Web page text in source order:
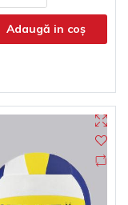
Adaugă in coş